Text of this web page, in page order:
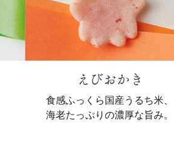
えびおかき
食感ふっくら国産うるち米、
海老たっぷりの濃厚な旨み。